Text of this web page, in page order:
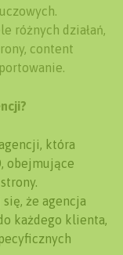
różnych działań,
content
która
obejmujące
że agencja
każdego klienta,